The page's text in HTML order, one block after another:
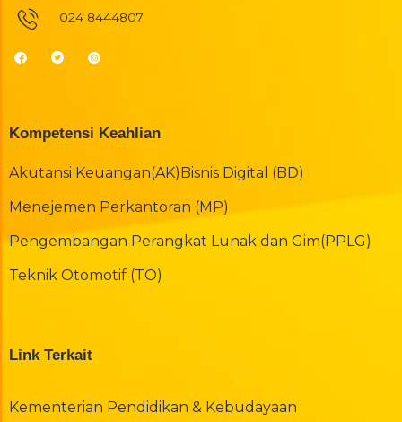
024 8444807
Kompetensi Keahlian
Akutansi Keuangan(AK)Bisnis Digital (BD)
Menejemen Perkantoran (MP)
Pengembangan Perangkat Lunak dan Gim(PPLG)
Teknik Otomotif (TO)
Link Terkait
Kementerian Pendidikan & Kebudayaan